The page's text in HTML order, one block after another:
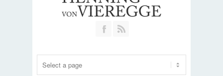
Join our Facebook Group